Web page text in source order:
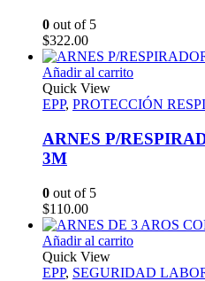
0 out of 5
$322.00
Añadir al carrito
Quick View
EPP, PROTECCIÓN
ARNES P/
3M
0 out of 5
$110.00
Añadir al carrito
Quick View
EPP, SEGURIDAD